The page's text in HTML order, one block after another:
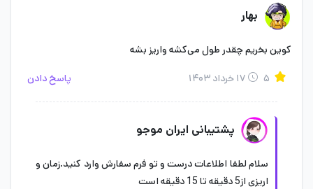
خرید در ایران موجو راضی بودید. به کوین های اسکواد باسترز ستاره
دهید و تجربه خرید خود را با ما به اشتراک بگذارید.
همچنین در صورت بروز هر گونه مشکل در فرآیند خرید به
آنلاین ایران موجومراجعه کنید و با ارسال اطلاعات صحیح سفارش
منتظر باشید تا کارشناسان ما در سریع ترین زمان به مشکل شما را
برطرف کنند.
بهار
کوین بخریم چقدر طول می‌کشه واریز بشه
۱۷ خرداد ۱۴۰۳ پاسخ دادن
پشتیبانی ایران موجو
سلام لطفا اطلاعات درست و تو فرم سفارش وارد کنید.زمان و
اریزی از5 دقیقه تا 15 دقیقه است